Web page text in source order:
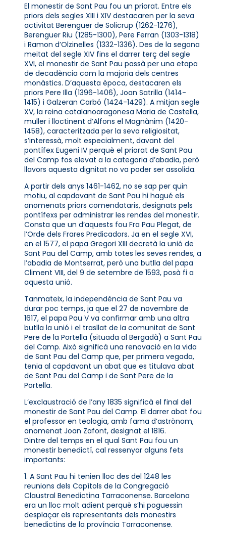
El monestir de Sant Pau fou un priorat. Entre els
priors dels segles XIII i XIV destacaren per la seva
activitat Berenguer de Solicrup (1262-1276),
Berenguer Riu (1285-1300), Pere Ferran (1303-1318)
i Ramon d’Olzinelles (1332-1336). Des de la segona
meitat del segle XIV fins el darrer terç del segle
XVI, el monestir de Sant Pau passà per una etapa
de decadència com la majoria dels centres
monàstics. D’aquesta època, destacaren els
priors Pere Illa (1396-1406), Joan Satrilla (1414-
1415) i Galzeran Carbó (1424-1429). A mitjan segle
XV, la reina catalanoaragonesa Maria de Castella,
muller i lloctinent d’Alfons el Magnànim (1420-
1458), caracteritzada per la seva religiositat,
s’interessà, molt especialment, davant del
pontífex Eugeni IV perquè el priorat de Sant Pau
del Camp fos elevat a la categoria d’abadia, però
llavors aquesta dignitat no va poder ser assolida.
A partir dels anys 1461-1462, no se sap per quin
motiu, al capdavant de Sant Pau hi hagué els
anomenats priors comendataris, designats pels
pontífexs per administrar les rendes del monestir.
Consta que un d’aquests fou Fra Pau Plegat, de
l’Orde dels Frares Predicadors. Ja en el segle XVI,
en el 1577, el papa Gregori XIII decretà la unió de
Sant Pau del Camp, amb totes les seves rendes, a
l’abadia de Montserrat, però una butlla del papa
Climent VIII, del 9 de setembre de 1593, posà fi a
aquesta unió.
Tanmateix, la independència de Sant Pau va
durar poc temps, ja que el 27 de novembre de
1617, el papa Pau V va confirmar amb una altra
butlla la unió i el trasllat de la comunitat de Sant
Pere de la Portella (situada al Bergadà) a Sant Pau
del Camp. Això significà una renovació en la vida
de Sant Pau del Camp que, per primera vegada,
tenia al capdavant un abat que es titulava abat
de Sant Pau del Camp i de Sant Pere de la
Portella.
L’exclaustració de l’any 1835 significà el final del
monestir de Sant Pau del Camp. El darrer abat fou
el professor en teologia, amb fama d’astrònom,
anomenat Joan Zafont, designat el 1816.
Dintre del temps en el qual Sant Pau fou un
monestir benedictí, cal ressenyar alguns fets
importants:
1. A Sant Pau hi tenien lloc des del 1248 les
reunions dels Capítols de la Congregació
Claustral Benedictina Tarraconense. Barcelona
era un lloc molt adient perquè s’hi poguessin
desplaçar els representants dels monestirs
benedictins de la província Tarraconense.